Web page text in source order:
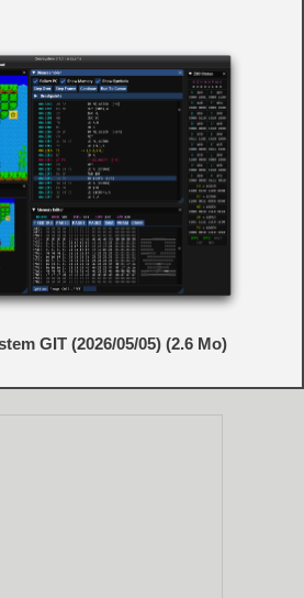
GIT (2026/05/05) (2.6 Mo)